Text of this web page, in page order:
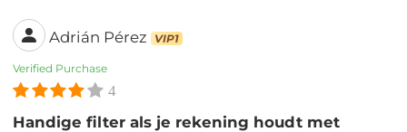
Adrián Pérez VIP1
Verified Purchase
4
Handige filter als je rekening houdt met